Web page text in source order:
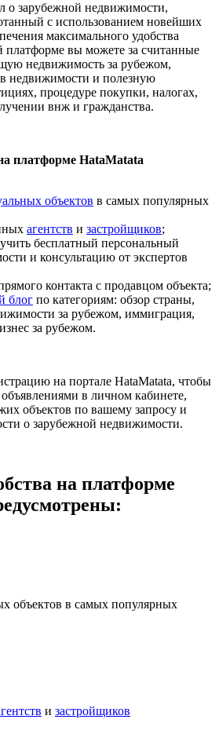
о зарубежной недвижимости,
с использованием новейших
максимального удобства
платформе вы можете за считанные
недвижимость за рубежом,
недвижимости и полезную
процедуре покупки, налогах,
внж и гражданства.
платформе HataMatata
объектов в самых популярных
агентств и застройщиков;
бесплатный персональный
и консультацию от экспертов
контакта с продавцом объекта;
блог по категориям: обзор страны,
за рубежом, иммиграция,
за рубежом.
на портале HataMatata, чтобы
в личном кабинете,
объектов по вашему запросу и
о зарубежной недвижимости.
на платформе
объектов в самых популярных
и застройщиков